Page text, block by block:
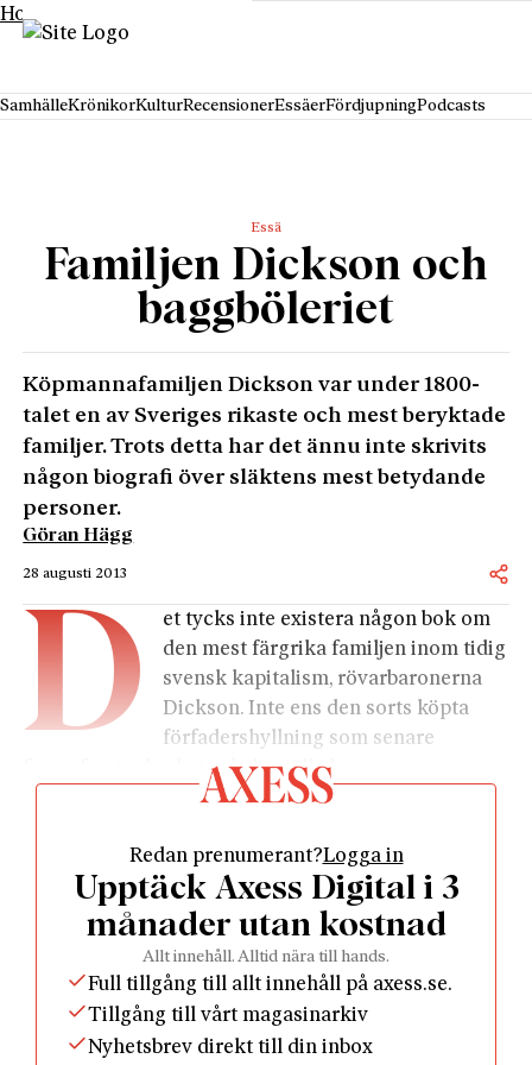
Hoppa till innehåll
SamhälleKrönikorKulturRecensionerEssäerFördjupningPodcasts
Essä
Familjen Dickson och
baggböleriet
Köpmannafamiljen Dickson var under 1800-
talet en av Sveriges rikaste och mest beryktade
familjer. Trots detta har det ännu inte skrivits
någon biografi över släktens mest betydande
personer.
Göran Hägg
28 augusti 2013
D
et tycks inte existera någon bok om
den mest färgrika familjen inom tidig
svensk kapitalism, rövarbaronerna
Dickson. Inte ens den sorts köpta
förfadershyllning som senare
finansfurstar brukat måttbeställa hos
smedsläkt från sydligaste Skottland och blev
handlare med järnvaror i staden Montrose. År 1802
utvandrade hans äldste son Robert (1782–1858) till
Robert Dickson fick anställning hos skotska
handelshus. Då hans chef David Airth avled i
vattusot år 1807 övertog Dickson både firman och
Redan prenumerant?Logga in
Upptäck Axess Digital i 3
månader utan kostnad
Allt innehåll. Alltid nära till hands.
Full tillgång till allt innehåll på axess.se.
Tillgång till vårt magasinarkiv
Nyhetsbrev direkt till din inbox